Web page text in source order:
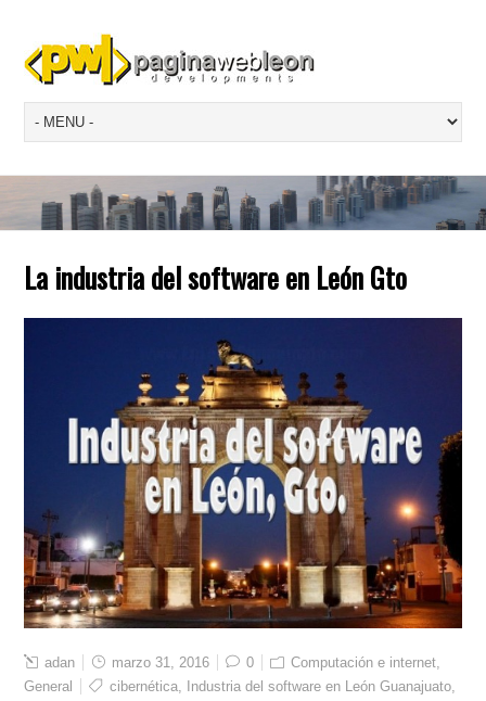
La industria del software en León Gto
adan marzo 31, 2016 0 Computación e internet,
General
cibernética, Industria del software en León Guanajuato,